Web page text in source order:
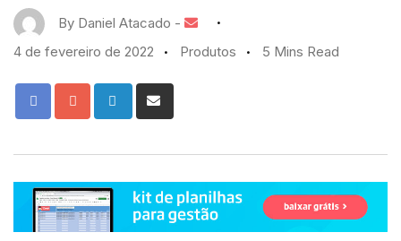
By Daniel Atacado -
4 de fevereiro de 2022
Produtos 5 Mins Read